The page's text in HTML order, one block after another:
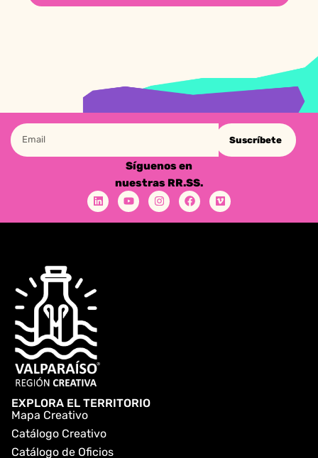
Suscríbete
Síguenos en
nuestras RR.SS.
EXPLORA EL TERRITORIO
Mapa Creativo
Catálogo Creativo
Catálogo de Oficios